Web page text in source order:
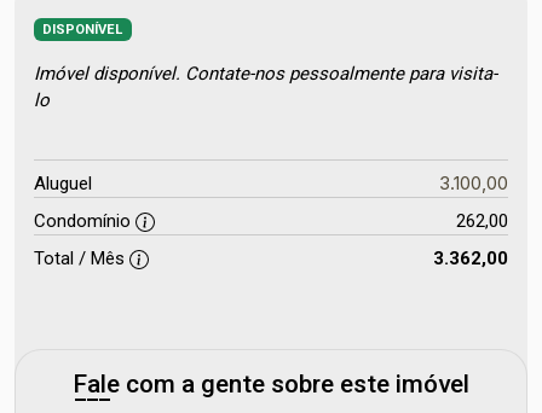
DISPONÍVEL
Imóvel disponível. Contate-nos pessoalmente para visita-
lo
Aluguel 3.100,00
Condomínio
262,00
Total / Mês
3.362,00
Fale com a gente sobre este imóvel